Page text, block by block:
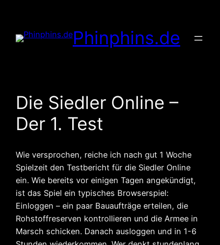
springen
Phinphins.de
Die Siedler Online –
Der 1. Test
Wie versprochen, reiche ich nach gut 1 Woche
Spielzeit den Testbericht für die Siedler Online
ein. Wie bereits vor einigen Tagen angekündigt,
ist das Spiel ein typisches Browserspiel:
Einloggen – ein paar Bauaufträge erteilen, die
Rohstoffreserven kontrollieren und die Armee in
Marsch schicken. Danach ausloggen und in 1-6